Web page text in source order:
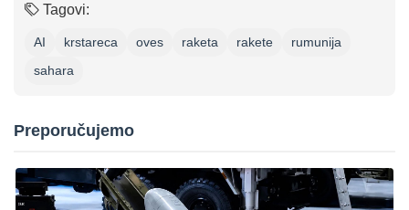
Tagovi:
AI krstareca oves raketa rakete
rumunija
sahara
Preporučujemo